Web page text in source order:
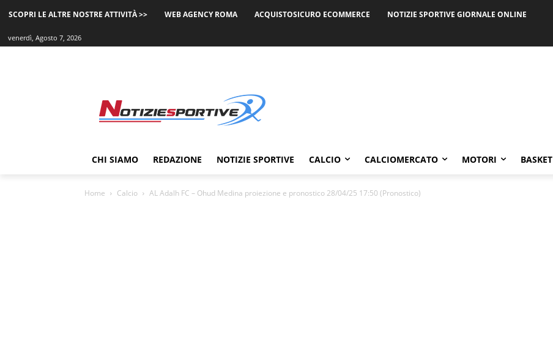
SCOPRI LE ALTRE NOSTRE ATTIVITÀ >> WEB AGENCY ROMA ACQUISTOSICURO ECOMMERCE NOTIZIE SPORTIVE GIORNALE ONLINE
venerdì, Agosto 7, 2026
CHI SIAMO REDAZIONE NOTIZIE SPORTIVE CALCIO CALCIOMERCATO MOTORI BASKET
Home Calcio AL Adalh FC – Ohud Medina proiezione e pronostico 28/04/25 17:50 (Pronostico)